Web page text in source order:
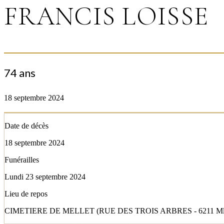
FRANCIS LOISSE
74 ans
18 septembre 2024
Date de décès
18 septembre 2024
Funérailles
Lundi 23 septembre 2024
Lieu de repos
CIMETIERE DE MELLET (RUE DES TROIS ARBRES - 6211